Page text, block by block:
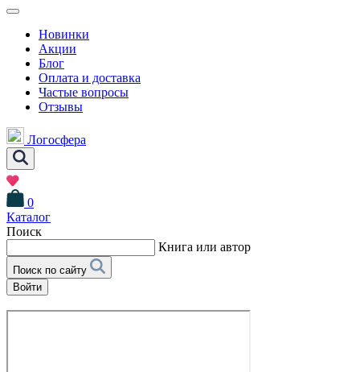
Новинки
Акции
Блог
Оплата и доставка
Частые вопросы
Отзывы
Логосфера
0
Каталог
Поиск
Книга или автор
Поиск по сайту
Войти